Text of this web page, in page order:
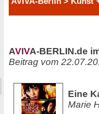
AVIVA-BERLIN.de
Beitrag vom
Eine
Marie